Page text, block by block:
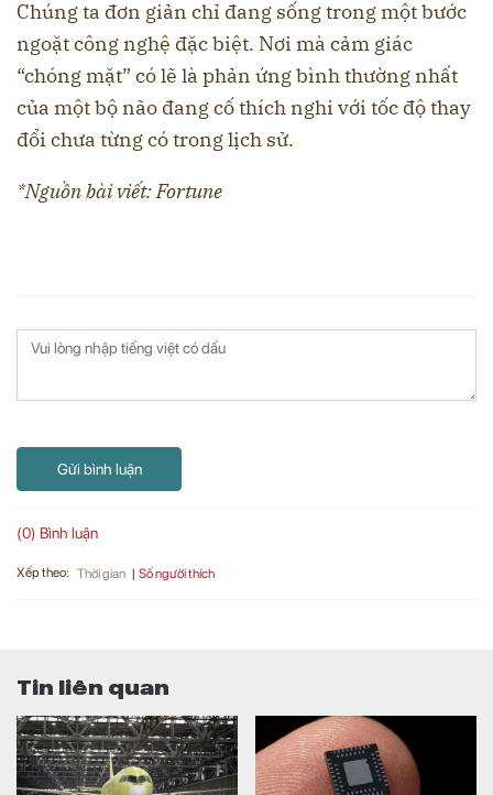
Chúng ta đơn giản chỉ đang sống trong một bước
ngoặt công nghệ đặc biệt. Nơi mà cảm giác
“chóng mặt” có lẽ là phản ứng bình thường nhất
của một bộ não đang cố thích nghi với tốc độ thay
đổi chưa từng có trong lịch sử.
*Nguồn bài viết: Fortune
Gửi bình luận
(0) Bình luận
Xếp theo: Thời gian Số người thích
Tin liên quan